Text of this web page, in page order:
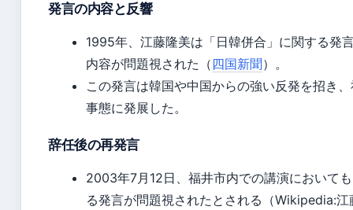
発言の内容と反響
1995年、江藤隆美は「日韓併合」に関する発
内容が問題視された（ 四国新聞 ）。
この発言は韓国や中国からの強い反発を招き
事態に発展した。
辞任後の再発言
2003年7月12日、福井市内での講演において
る発言が問題視されたとされる（Wikipedia:江